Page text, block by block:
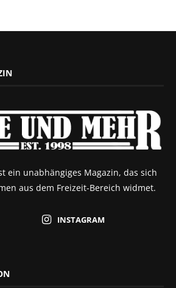
ein unabhängiges Magazin, das sich
aus dem Freizeit-Bereich widmet.
INSTAGRAM